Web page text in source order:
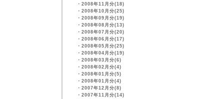
・ 2008年11月分(18)
・ 2008年10月分(25)
・ 2008年09月分(19)
・ 2008年08月分(13)
・ 2008年07月分(20)
・ 2008年06月分(17)
・ 2008年05月分(25)
・ 2008年04月分(19)
・ 2008年03月分(6)
・ 2008年02月分(4)
・ 2008年01月分(5)
・ 2008年01月分(4)
・ 2007年12月分(8)
・ 2007年11月分(14)